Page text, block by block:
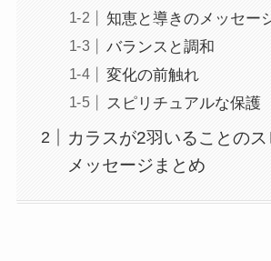
知恵と導きのメッセー
バランスと調和
変化の前触れ
スピリチュアルな保護
カラスが2羽いることの
メッセージまとめ